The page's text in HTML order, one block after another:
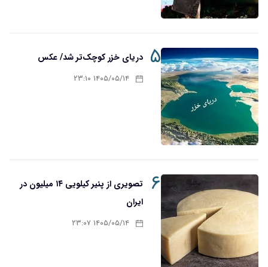
۵ دریای خزر کوچک‌تر شد/ عکس
۱۴۰۵/۰۵/۱۴ ۲۳:۱۰
۶
تصویری از پنیر کیلویی ۱۴ میلیون در
ایران
۱۴۰۵/۰۵/۱۴ ۲۳:۰۷